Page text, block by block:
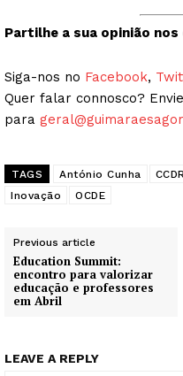
Institucional
Edição Digital
Partilhe a sua opinião
Siga-nos no Facebook,
Quer falar connosco?
para
TAGS António Cunha
Inovação
OCDE
Previous article
Education Summit:
encontro para valorizar
educação e professores
em Abril
LEAVE A REPLY